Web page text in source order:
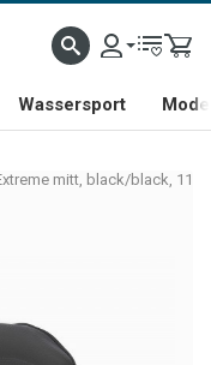
Wassersport
mitt, black/black, 11